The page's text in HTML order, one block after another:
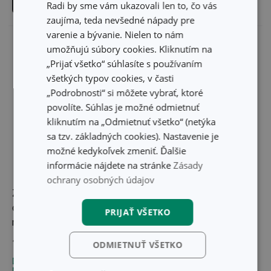
Zdravá dóza do
chladničky PURITY, dóza
na maslo
11,60 €
Dostupné v eshope
-20 %
1,4 l, štvorcová
18,70 €
14,90 €
Dostupné v eshope
Radi by sme vám ukazovali len to, čo vás
zaujíma, teda nevšedné nápady pre
varenie a bývanie. Nielen to nám
umožňujú súbory cookies. Kliknutím na
„Prijať všetko“ súhlasíte s používaním
všetkých typov cookies, v časti
„Podrobnosti“ si môžete vybrať, ktoré
povolíte. Súhlas je možné odmietnuť
kliknutím na „Odmietnuť všetko“ (netýka
sa tzv. základných cookies). Nastavenie je
možné kedykoľvek zmeniť. Ďalšie
informácie nájdete na stránke Zásady
ochrany osobných údajov
PRIJAŤ VŠETKO
ODMIETNUŤ VŠETKO